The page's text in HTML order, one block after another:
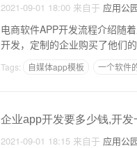
2021-09-01 18:00 来自于 应用公
电商软件APP开发流程介绍随
Tags: 自媒体app模板 一个软件
企业app开发要多少钱,开
2021-09-01 18:15 来自于 应用公